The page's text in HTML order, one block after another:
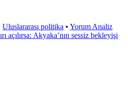
Uluslararası politika • Yorum Analiz
açılırsa: Akyaka’nın sessiz bekleyişi